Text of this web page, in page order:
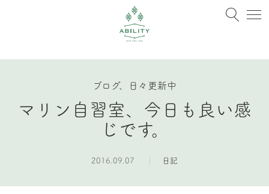
ブログ、日々更新中
マリン自習室、今日も良い感
じです。
2016.09.07 日記